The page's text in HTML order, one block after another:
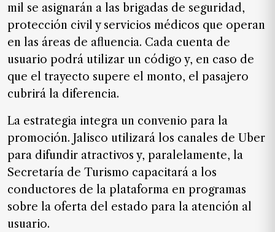
con
nosotros
Donativos
Videos
Hemeroteca
de
noticias
FAQ
mil se asignarán a las brigadas de seguridad,
protección civil y servicios médicos que operan
en las áreas de afluencia. Cada cuenta de
usuario podrá utilizar un código y, en caso de
que el trayecto supere el monto, el pasajero
cubrirá la diferencia.
La estrategia integra un convenio para la
promoción. Jalisco utilizará los canales de Uber
para difundir atractivos y, paralelamente, la
Secretaría de Turismo capacitará a los
conductores de la plataforma en programas
sobre la oferta del estado para la atención al
usuario.